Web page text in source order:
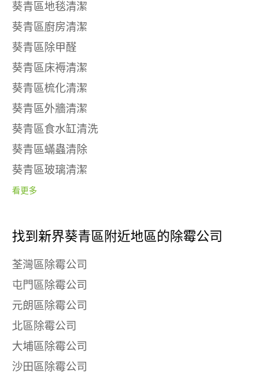
葵青區地毯清潔
葵青區廚房清潔
葵青區除甲醛
葵青區床褥清潔
葵青區梳化清潔
葵青區外牆清潔
葵青區食水缸清洗
葵青區蟎蟲清除
葵青區玻璃清潔
看更多
找到新界葵青區附近地區的除霉公司
荃灣區除霉公司
屯門區除霉公司
元朗區除霉公司
北區除霉公司
大埔區除霉公司
沙田區除霉公司